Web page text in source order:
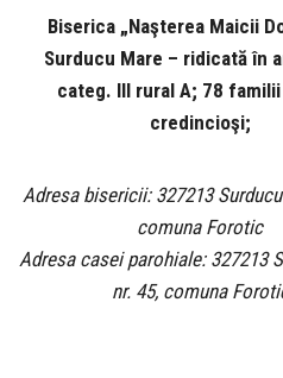
Biserica „Naşterea Maicii
Surducu Mare – ridicată în
categ. III rural A; 78
credincioşi;
Adresa bisericii: 327213
comuna Forotic
Adresa casei parohiale: 327213
nr. 45, comuna